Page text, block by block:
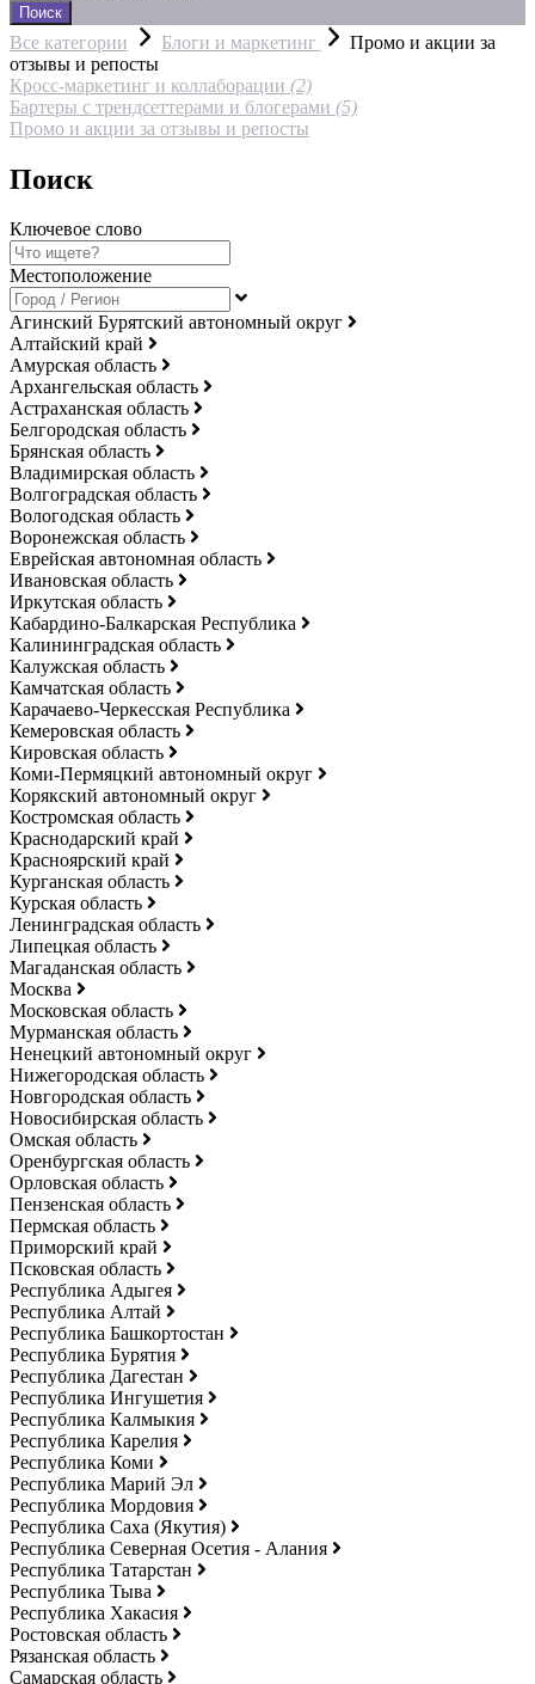
Поиск
Все категории Блоги и маркетинг
Промо и акции за
отзывы и репосты
Кросс-маркетинг и коллаборации (2)
Бартеры с трендсеттерами и блогерами (5)
Промо и акции за отзывы и репосты
Поиск
Ключевое слово
Местоположение
Агинский Бурятский автономный округ
Алтайский край
Амурская область
Архангельская область
Астраханская область
Белгородская область
Брянская область
Владимирская область
Волгоградская область
Вологодская область
Воронежская область
Еврейская автономная область
Ивановская область
Иркутская область
Кабардино-Балкарская Республика
Калининградская область
Калужская область
Камчатская область
Карачаево-Черкесская Республика
Кемеровская область
Кировская область
Коми-Пермяцкий автономный округ
Корякский автономный округ
Костромская область
Краснодарский край
Красноярский край
Курганская область
Курская область
Ленинградская область
Липецкая область
Магаданская область
Москва
Московская область
Мурманская область
Ненецкий автономный округ
Нижегородская область
Новгородская область
Новосибирская область
Омская область
Оренбургская область
Орловская область
Пензенская область
Пермская область
Приморский край
Псковская область
Республика Адыгея
Республика Алтай
Республика Башкортостан
Республика Бурятия
Республика Дагестан
Республика Ингушетия
Республика Калмыкия
Республика Карелия
Республика Коми
Республика Марий Эл
Республика Мордовия
Республика Саха (Якутия)
Республика Северная Осетия - Алания
Республика Татарстан
Республика Тыва
Республика Хакасия
Ростовская область
Рязанская область
Самарская область